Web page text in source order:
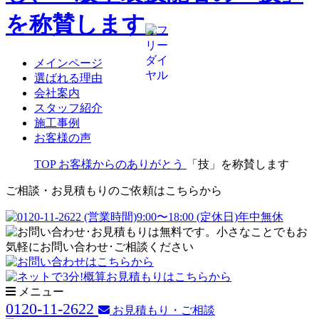
メインページ
選ばれる理由
会社案内
スタッフ紹介
施工事例
お客様の声
TOP お客様からのありがとう 「技」を称賛します
ご相談・お見積もりのご依頼はこちらから
メニュー
0120-11-2622 お見積もり・ご相談